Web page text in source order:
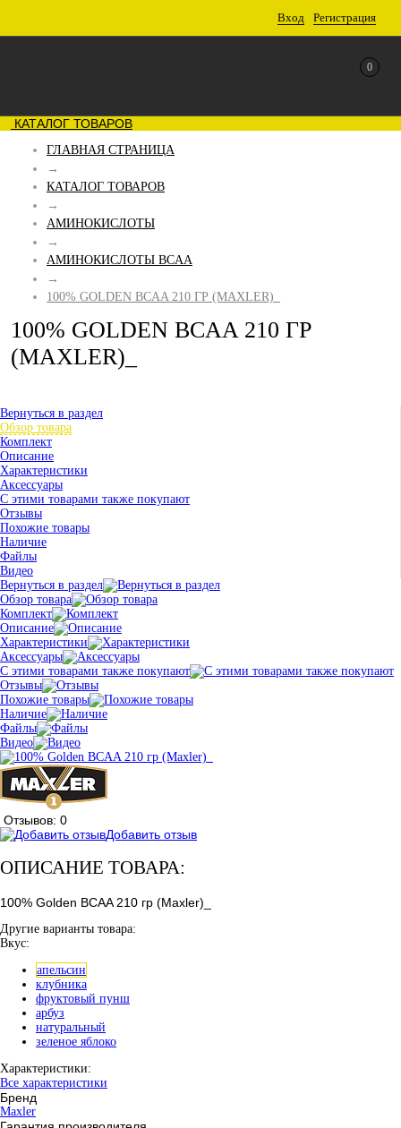
Вход Регистрация
0
КАТАЛОГ ТОВАРОВ
ГЛАВНАЯ СТРАНИЦА
→
КАТАЛОГ ТОВАРОВ
→
АМИНОКИСЛОТЫ
→
АМИНОКИСЛОТЫ BCAA
→
100% GOLDEN BCAA 210 ГР (MAXLER)_
100% GOLDEN BCAA 210 ГР
(MAXLER)_
Вернуться в раздел
Обзор товара
Комплект
Описание
Характеристики
Аксессуары
С этими товарами также покупают
Отзывы
Похожие товары
Наличие
Файлы
Видео
Вернуться в раздел
Обзор товара
Комплект
Описание
Характеристики
Аксессуары
С этими товарами также покупают
Отзывы
Похожие товары
Наличие
Файлы
Видео
Отзывов: 0
Добавить отзыв
ОПИСАНИЕ ТОВАРА:
100% Golden BCAA 210 гр (Maxler)_
Другие варианты товара:
Вкус:
апельсин
клубника
фруктовый пунш
арбуз
натуральный
зеленое яблоко
Характеристики:
Все характеристики
Бренд
Maxler